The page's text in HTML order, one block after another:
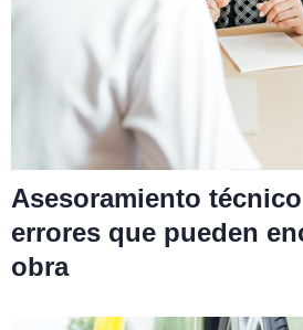
Asesoramiento
errores que pueden
obra